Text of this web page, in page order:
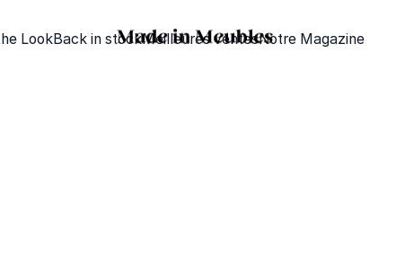
LookBack in stockMeilleures ventesNotre Magazine